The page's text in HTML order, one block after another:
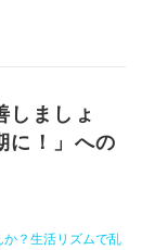
しましょ
！
」への
？生活リズムで乱